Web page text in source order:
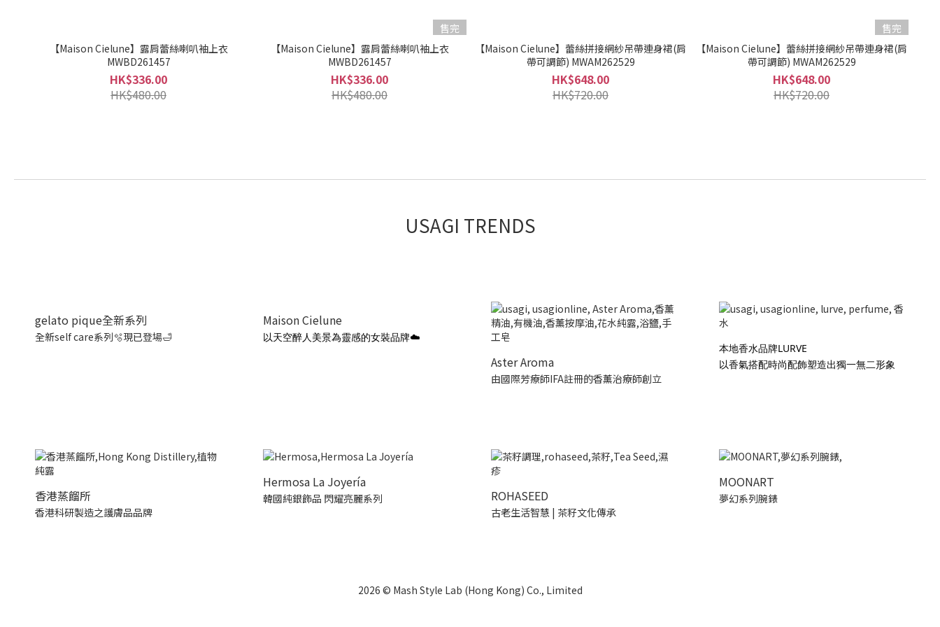
【Maison Cielune】露肩蕾絲喇叭袖上衣
MWBD261457
HK$336.00
HK$480.00
售完
【Maison Cielune】露肩蕾絲喇叭袖上衣
MWBD261457
HK$336.00
HK$480.00
【Maison Cielune】蕾絲拼接網紗吊帶連身裙(肩
帶可調節) MWAM262529
HK$648.00
HK$720.00
售完
【Maison Cielune】蕾絲拼接網紗吊帶連身裙(肩
帶可調節) MWAM262529
HK$648.00
HK$720.00
USAGI TRENDS
gelato pique全新系列
全新self care系列🫧現已登場🛁
Maison Cielune
以天空醉人美景為靈感的女裝品牌☁️
Aster Aroma
由國際芳療師IFA註冊的香薰治療師創立
本地香水品牌LURVE
以香氣搭配時尚配飾塑造出獨一無二形象
香港蒸餾所
香港科研製造之護膚品品牌
Hermosa La Joyería
韓國純銀飾品 閃耀亮麗系列 ROHASEED
古老生活智慧 | 茶籽文化傳承
MOONART
夢幻系列腕錶
2026 © Mash Style Lab (Hong Kong) Co., Limited